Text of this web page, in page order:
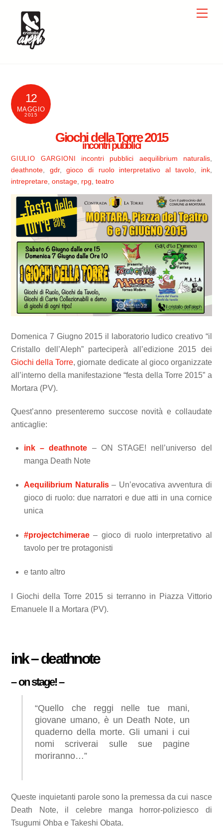
content
12
MAGGIO
2015
Giochi della Torre 2015
incontri pubblici
GIULIO GARGIONI incontri pubblici aequilibrium naturalis,
deathnote
gdr,gioco di ruolo interpretativo al tavolo ink,
intrepretare ,onstage rpg ,teatro
Domenica 7 Giugno 2015 il laboratorio ludico creativo “il
Cristallo dell’Aleph” parteciperà all’edizione 2015 dei
Giochi della Torre, giornate dedicate al gioco organizzate
all’interno della manifestazione “festa della Torre 2015” a
Mortara (PV).
Quest’anno presenteremo succose novità e collaudate
anticaglie:
ink – deathnote – ON STAGE! nell’universo del
manga Death Note
Aequilibrium Naturalis– Un’evocativa avventura di
gioco di ruolo: due narratori e due atti in una cornice
unica
#projectchimerae – gioco di ruolo interpretativo al
tavolo per tre protagonisti
e tanto altro
I Giochi della Torre 2015 si terranno in Piazza Vittorio
Emanuele II a Mortara (PV).
ink – deathnote
– on stage! –
“Quello che reggi nelle tue mani,
giovane umano, è un Death Note, un
quaderno della morte. Gli umani i cui
nomi scriverai sulle sue pagine
moriranno…”
Queste inquietanti parole sono la premessa da cui nasce
Death Note, il celebre manga horror-poliziesco di
Tsugumi Ohba e Takeshi Obata.